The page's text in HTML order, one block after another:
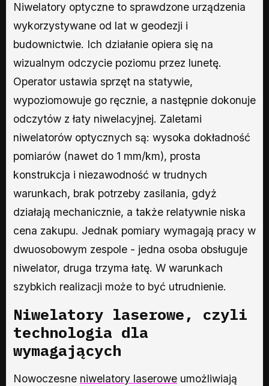
Niwelatory optyczne to sprawdzone urządzenia
wykorzystywane od lat w geodezji i
budownictwie. Ich działanie opiera się na
wizualnym odczycie poziomu przez lunetę.
Operator ustawia sprzęt na statywie,
wypoziomowuje go ręcznie, a następnie dokonuje
odczytów z łaty niwelacyjnej. Zaletami
niwelatorów optycznych są: wysoka dokładność
pomiarów (nawet do 1 mm/km), prosta
konstrukcja i niezawodność w trudnych
warunkach, brak potrzeby zasilania, gdyż
działają mechanicznie, a także relatywnie niska
cena zakupu. Jednak pomiary wymagają pracy w
dwuosobowym zespole - jedna osoba obsługuje
niwelator, druga trzyma łatę. W warunkach
szybkich realizacji może to być utrudnienie.
Niwelatory laserowe, czyli
technologia dla
wymagających
Nowoczesne niwelatory laserowe umożliwiają